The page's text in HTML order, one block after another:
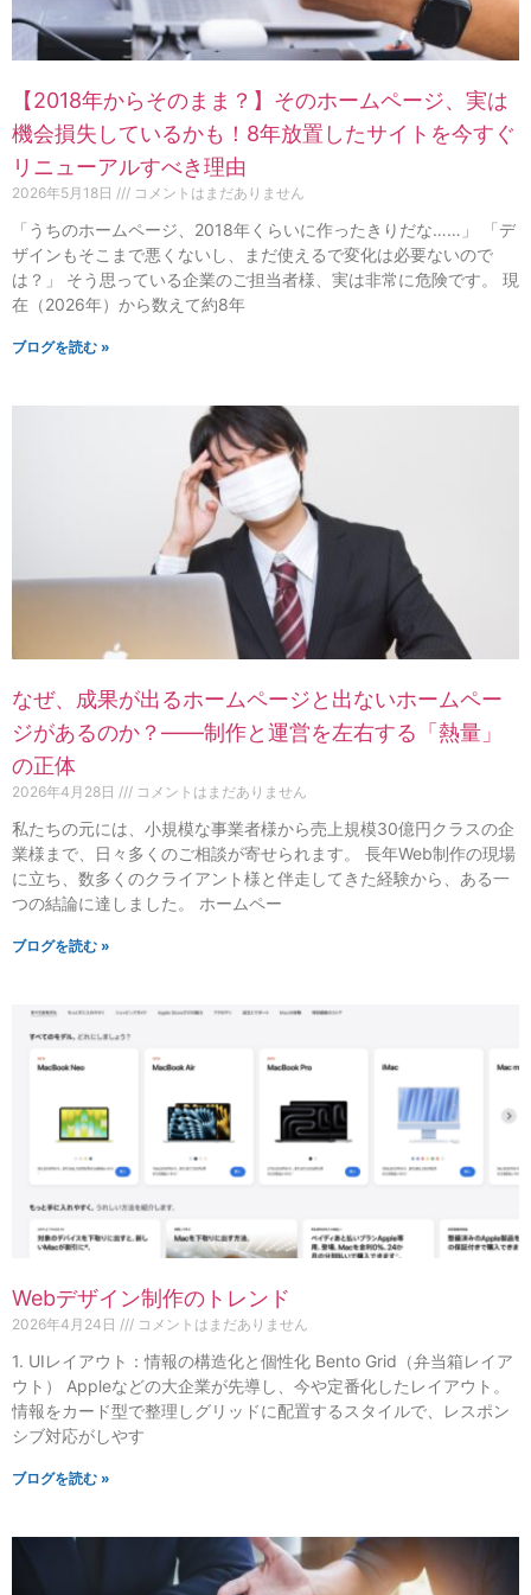
【2018年からそのまま？】そのホームページ、実は
機会損失しているかも！8年放置したサイトを今すぐ
リニューアルすべき理由
2026年5月18日 コメントはまだありません
「うちのホームページ、2018年くらいに作ったきりだな……」 「デ
ザインもそこまで悪くないし、まだ使えるで変化は必要ないので
は？」 そう思っている企業のご担当者様、実は非常に危険です。 現
在（2026年）から数えて約8年
ブログを読む »
なぜ、成果が出るホームページと出ないホームペー
ジがあるのか？——制作と運営を左右する「熱量」
の正体
2026年4月28日 コメントはまだありません
私たちの元には、小規模な事業者様から売上規模30億円クラスの企
業様まで、日々多くのご相談が寄せられます。 長年Web制作の現場
に立ち、数多くのクライアント様と伴走してきた経験から、ある一
つの結論に達しました。 ホームペー
ブログを読む »
Webデザイン制作のトレンド
2026年4月24日 コメントはまだありません
1. UIレイアウト：情報の構造化と個性化 Bento Grid（弁当箱レイア
ウト） Appleなどの大企業が先導し、今や定番化したレイアウト。
情報をカード型で整理しグリッドに配置するスタイルで、レスポン
シブ対応がしやす
ブログを読む »